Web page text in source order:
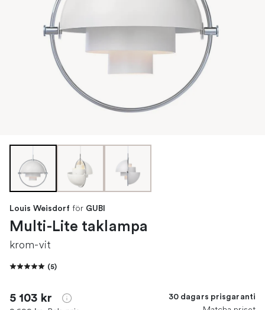
Louis Weisdorf för GUBI
Multi-Lite taklampa
krom-vit
(5)
5 103 kr 30 dagars prisgaranti